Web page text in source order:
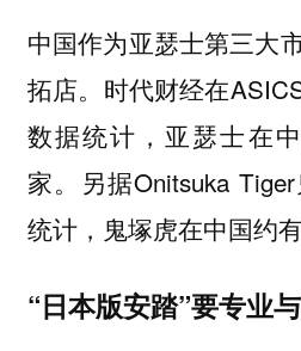
中国作为亚瑟士第三大
拓店。时代财经在
数据统计，亚瑟士在
家。另据Onitsuka
统计，鬼塚虎在中国约有
“日本版安踏”要专业